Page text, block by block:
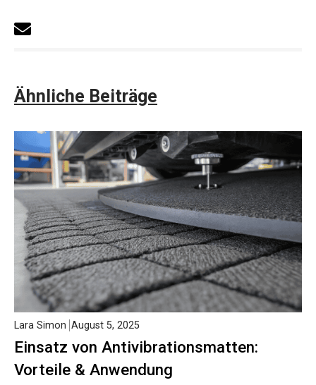
Ähnliche Beiträge
Einsatz von Antivibrationsmatten:
Vorteile & Anwendung
Lara Simon August 5, 2025